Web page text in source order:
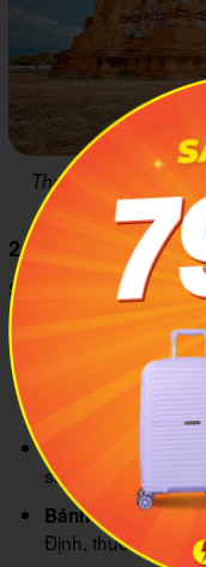
Tháp Đôi phù hợp
check-in.
2.8 Thưởng thức
Sau khi đi biển và
thêm thời gian để thử
dễ ăn, dễ tìm và hợp
Bánh xèo tôm nhảy:
kèm rau sống và
Bún chả cá Quy
sáng hoặc bữa tối
Bánh hỏi cháo
Định, thường ăn